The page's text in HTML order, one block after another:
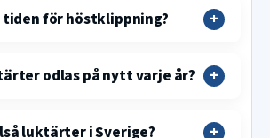
tiden för höstklippning?
odlas på nytt varje år?
luktärter i Sverige?